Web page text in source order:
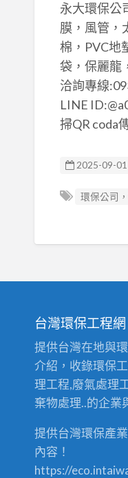
永大環保公
膜，風管，
棉，PVC地
袋，保麗龍
洽詢專線
LINE
掃QR coda
2025-09-
環保公司
台灣環保工程網
提供台灣在地與
介紹，收錄環保
理工程,廢氣處理
棄物處理..的企業
提供台灣環保產
內容！
https://